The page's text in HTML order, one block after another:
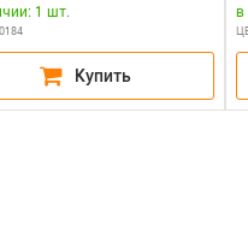
1 шт. в